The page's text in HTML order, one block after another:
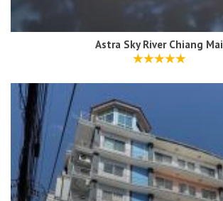
Astra Sky River Chiang Mai